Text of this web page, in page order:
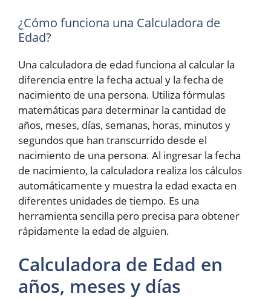
¿Cómo funciona una Calculadora de
Edad?
Una calculadora de edad funciona al calcular la
diferencia entre la fecha actual y la fecha de
nacimiento de una persona. Utiliza fórmulas
matemáticas para determinar la cantidad de
años, meses, días, semanas, horas, minutos y
segundos que han transcurrido desde el
nacimiento de una persona. Al ingresar la fecha
de nacimiento, la calculadora realiza los cálculos
automáticamente y muestra la edad exacta en
diferentes unidades de tiempo. Es una
herramienta sencilla pero precisa para obtener
rápidamente la edad de alguien.
Calculadora de Edad en
años, meses y días